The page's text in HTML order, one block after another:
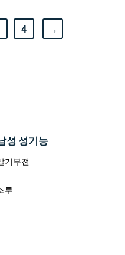
4 →
성 성기능
기부전
루